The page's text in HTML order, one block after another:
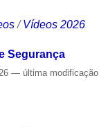
/Vídeos 2026
Segurança
— última modificação